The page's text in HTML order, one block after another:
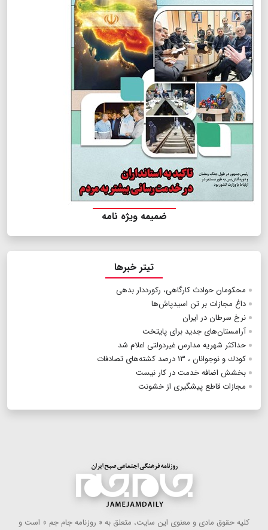
ضمیمه ویژه نامه
تیتر خبرها
محكومان حوادث كارگاهی، ركورددار بدهی
داغ مجازات بر تن اسیدپاش‌ها
نرخ سرطان در ایران
آرامستان‌های جدید برای پایتخت
حداكثر شهریه مدارس غیردولتی اعلام شد
كودك و نوجوانان ، ۱۳ درصد كشته‌های تصادفات
بخشش اضافه خدمت در كار نیست
مجازات قاطع پیشگیری از خشونت
كلیه حقوق مادی و معنوی این سایت، متعلق به « روزنامه جام جم » است و